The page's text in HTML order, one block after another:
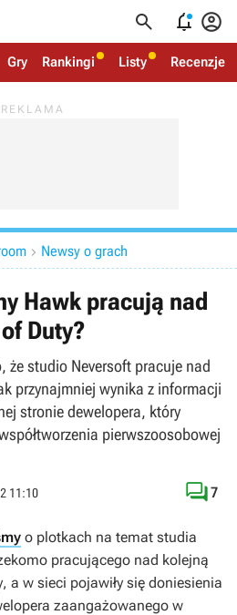
  
Gry Rankingi Listy Recenzje
 Newsy o grach
Hawk pracują nad
Duty?
że studio Neversoft pracuje nad
przynajmniej wynika z informacji
stronie dewelopera, który
pierwszoosobowej
11:10 7
o plotkach na temat studia
pracującego nad kolejną
, a w sieci pojawiły się doniesienia
zaangażowanego w